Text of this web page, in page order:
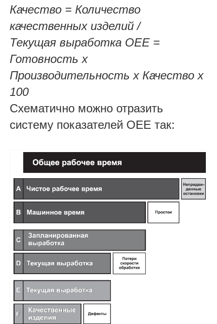
Качество = Количество
качественных изделий /
Текущая выработка ОЕЕ =
Готовность x
Производительность x Качество х
100
Схематично можно отразить
систему показателей ОЕЕ так: